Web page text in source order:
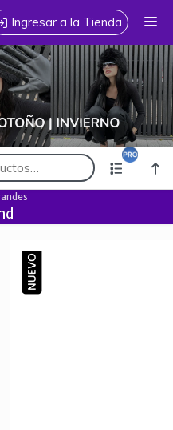
JEANS MAYORISTA
Ingresar a la Tienda
JEANS MAYORISTA